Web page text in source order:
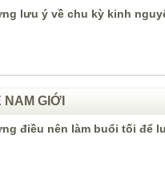
lưu ý về chu kỳ kinh
GIỚI
điều nên làm buổi tối để